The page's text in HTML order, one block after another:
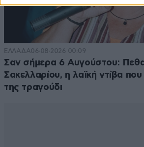
ΕΛΛΑΔΑ06·08·2026 00:09
Σαν σήμερα 6 Αυγούστου:
Σακελλαρίου, η λαϊκή ντίβα
της τραγούδι